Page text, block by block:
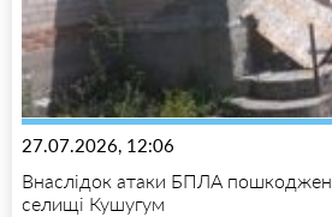
27.07.2026, 12:06
Внаслідок атаки БПЛА
селищі Кушугум